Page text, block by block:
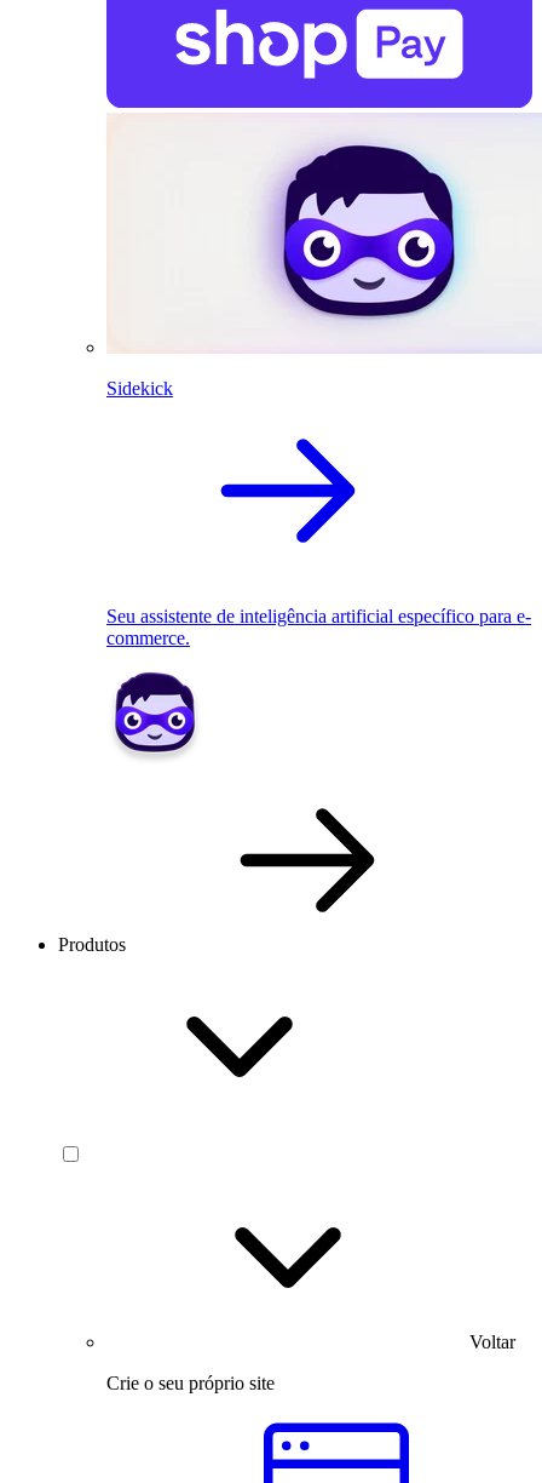
Sidekick
Seu assistente de inteligência artificial específico para e-
commerce.
Produtos
Voltar
Crie o seu próprio site